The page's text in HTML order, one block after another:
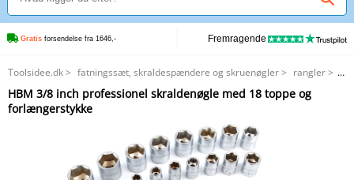
Gratis forsendelse fra 1646,- Fremragende
Toolsidee.dk> fatningssæt, skraldespændere og skruenøgler> rangler>
HBM 3/8 inch professionel skraldenøgle med 18 toppe og forlængerstykke
HBM 3/8 inch professionel skraldenøgle med 18 toppe og
forlængerstykke